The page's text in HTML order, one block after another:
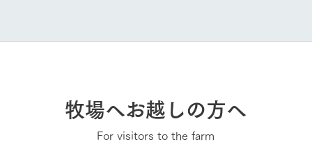
牧場へお越しの方へ
For visitors to the farm